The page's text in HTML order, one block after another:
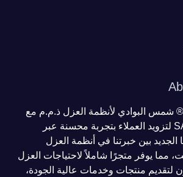
" تتعاون شركة SAB® شمس البوادي لأنظمة العزل ذ.م.م مع
شركة SAB Gate LLC لتزويد العملاء بتجربة محسنة عبر
الجديد بين خبرتنا في أنظمة العزل
مما يوفر متجرًا شاملاً لاحتياجات العزل
لتقديم منتجات وخدمات عالية الجودة،